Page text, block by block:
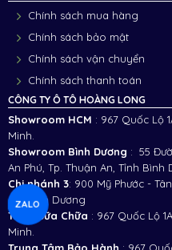
Chính sách mua hàng
Chính sách bảo mật
Chính sách vận chuyển
Chính sách thanh toán
CÔNG TY Ô TÔ HOÀNG LONG
Showroom HCM : 967 Quốc Lộ
Minh.
Showroom Bình Dương : 55
An Phú, Tp. Thuận An, Tỉnh Bình
Chi nhánh 3: 900 Mỹ Phước -
An, Bình Dương
Trạm Sữa Chữa : 967 Quốc Lộ
Minh.
ZALO